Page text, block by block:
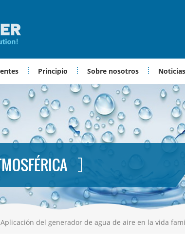
Principio Sobre nosotros Noticias
Aplicación del generador de agua de aire en la vida